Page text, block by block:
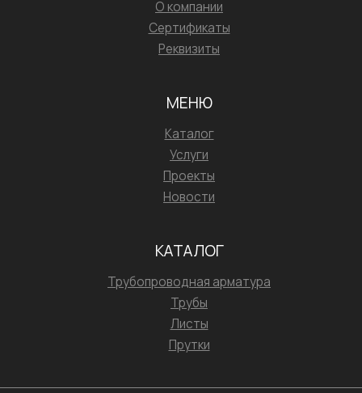
О компании
Сертификаты
Реквизиты
МЕНЮ
Каталог
Услуги
Проекты
Новости
КАТАЛОГ
Трубопроводная арматура
Трубы
Листы
Прутки